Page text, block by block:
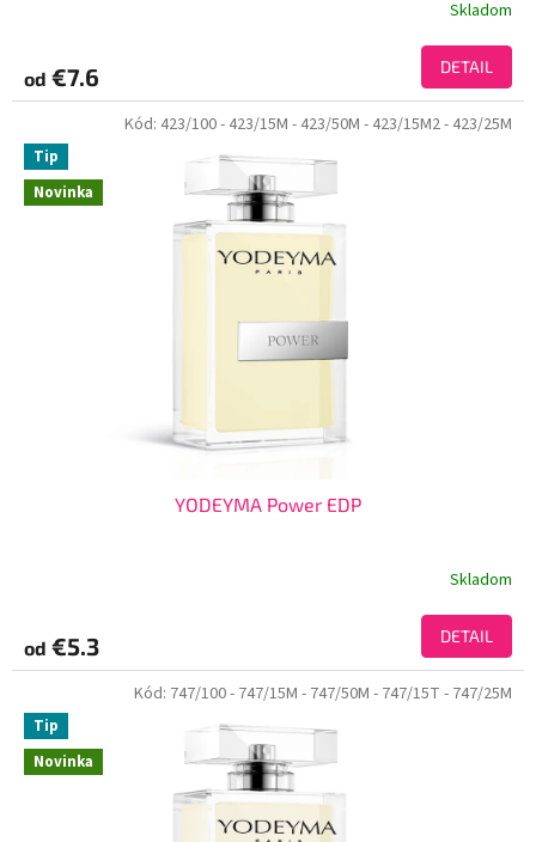
Skladom
od €7.6 DETAIL
Novinka
Tip
YODEYMA Power EDP
Skladom
od €5.3 DETAIL
Kód: 423/100- 423/15M - 423/50M - 423/15M2- 423/25M
Novinka
Tip
Kód: 747/100- 747/15M - 747/50M - 747/15T - 747/25M